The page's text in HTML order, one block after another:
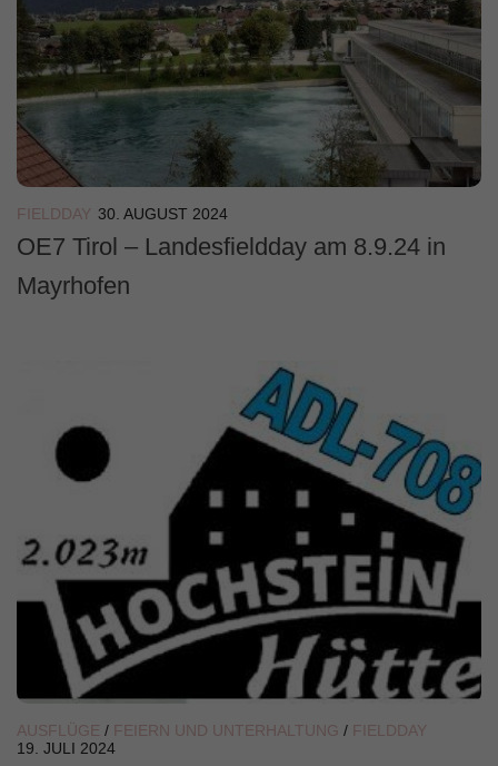
FIELDDAY 30. AUGUST 2024
OE7 Tirol – Landesfieldday am 8.9.24 in
Mayrhofen
AUSFLÜGE / FEIERN UND UNTERHALTUNG / FIELDDAY
19. JULI 2024